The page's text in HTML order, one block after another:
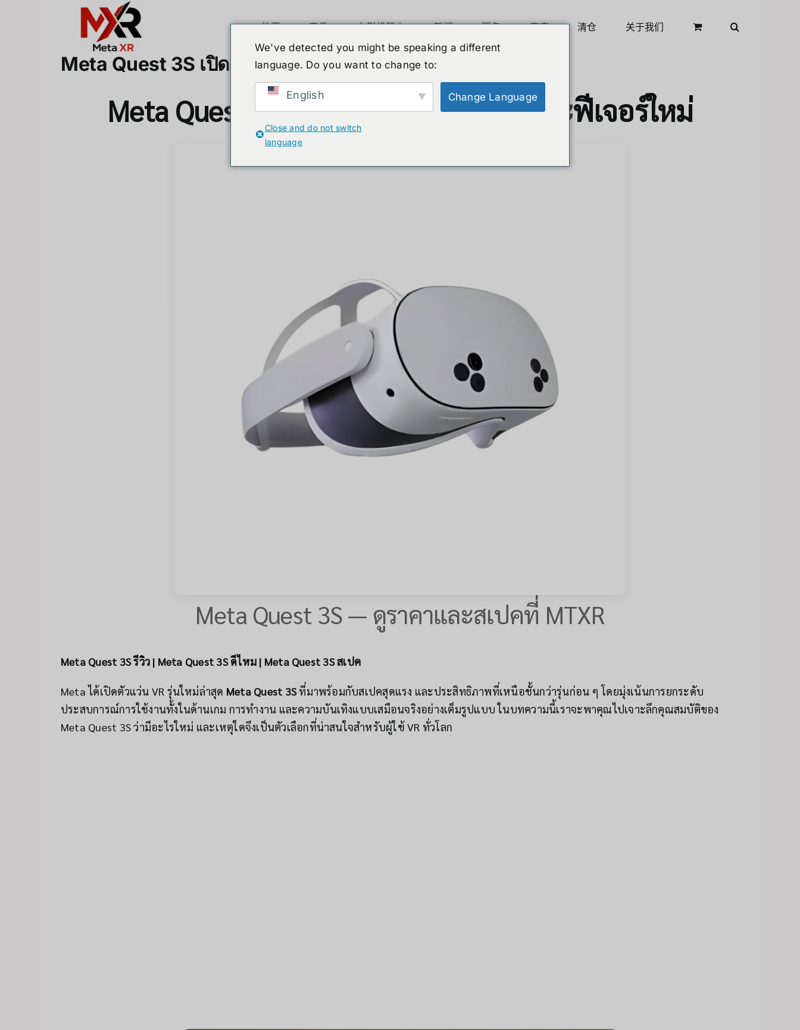
首页 产品 人形机器人 新闻 服务 商店 清仓 关于我们
Meta Quest 3S เปิดตัวแล้ว! รีวิวสเปคและฟีเจอร์ใหม่
Meta Quest 3S เปิดตัวแล้ว! รีวิวสเปคและฟีเจอร์ใหม่
Meta Quest 3S — ดูราคาและสเปคที่ MTXR
Meta Quest 3S รีวิว | Meta Quest 3S ดีไหม | Meta Quest 3S สเปค
Meta ได้เปิดตัวแว่น VR รุ่นใหม่ล่าสุด Meta Quest 3Sที่มาพร้อมกับสเปคสุดแรง และประสิทธิภาพที่เหนือชั้นกว่ารุ่นก่อน ๆ โดยมุ่งเน้นการยกระดับ
ประสบการณ์การใช้งานทั้งในด้านเกม การทำงาน และความบันเทิงแบบเสมือนจริงอย่างเต็มรูปแบบ ในบทความนี้เราจะพาคุณไปเจาะลึกคุณสมบัติของ
Meta Quest 3S ว่ามีอะไรใหม่ และเหตุใดจึงเป็นตัวเลือกที่น่าสนใจสำหรับผู้ใช้ VR ทั่วโลก
We've detected you might be speaking a different
language. Do you want to change to:
English Change Language
Close and do not switch
language